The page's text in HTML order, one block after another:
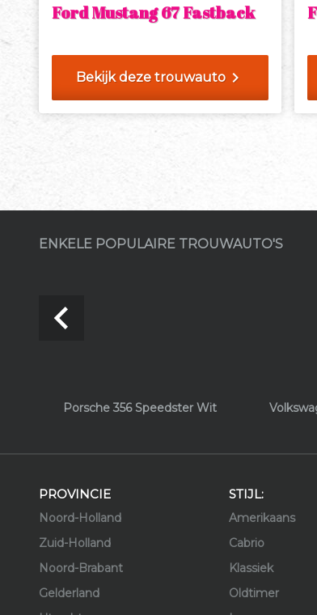
Ford Mustang 67 Fastback
Bekijk deze trouwautochevron_right
ENKELE POPULAIRE TROUWAUTO'S
Porsche 356 Speedster Wit
navigate_before
PROVINCIE
Noord-Holland
Zuid-Holland
Noord-Brabant
Gelderland
STIJL:
Amerikaans
Cabrio
Klassiek
Oldtimer